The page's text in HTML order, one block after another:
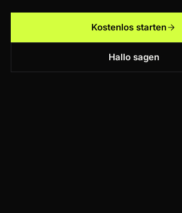
Kostenlos starten
Hallo sagen